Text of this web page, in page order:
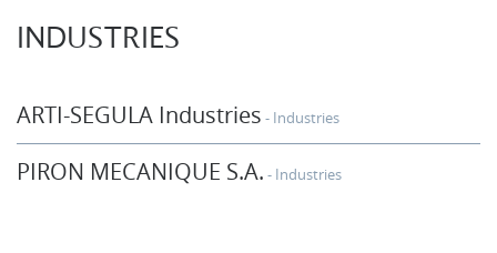
INDUSTRIES
ARTI-SEGULA Industries Industries
PIRON MECANIQUE S.A. Industries